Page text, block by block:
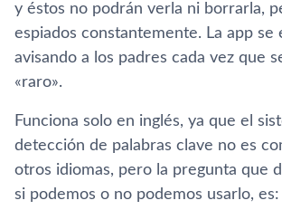
y éstos no podrán verla ni borrarla,
espiados constantemente. La app se
avisando a los padres cada vez que
«raro».
Funciona solo en inglés, ya que el
detección de palabras clave no es
otros idiomas, pero la pregunta que
si podemos o no podemos usarlo, es: